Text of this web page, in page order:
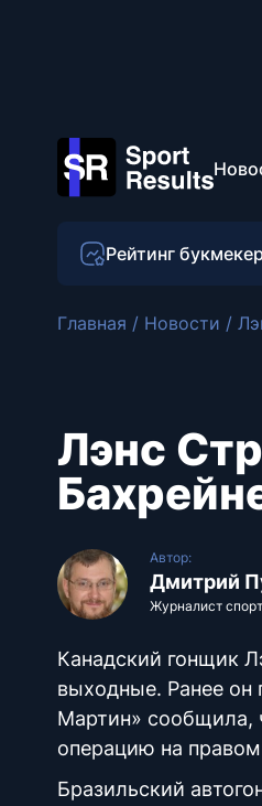
Рейтинг
Главная / Новости /
Лэнс
Автор:
Дмитрий
Журналист
Канадский гонщик
выходные. Ранее он
Мартин» сообщила,
операцию на
Бразильский